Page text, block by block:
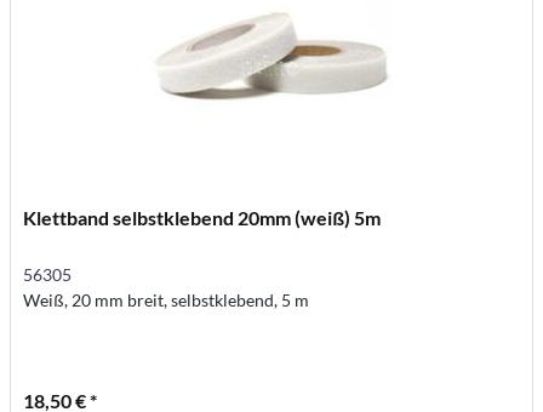
Klettband selbstklebend 20mm (weiß) 5m
56305
Weiß, 20 mm breit, selbstklebend, 5 m
18,50 € *